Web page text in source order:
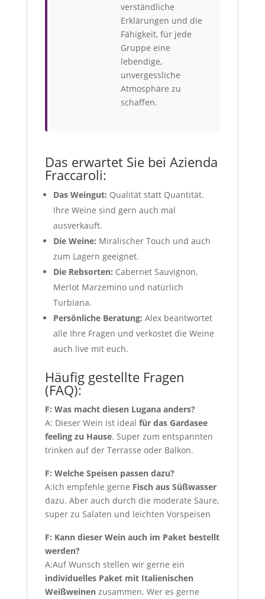
verständliche
Erklärungen und die
Fähigkeit, für jede
Gruppe eine
lebendige,
unvergessliche
Atmosphäre zu
schaffen.
Das erwartet Sie bei Azienda
Fraccaroli:
Das Weingut: Qualität statt Quantität.
Ihre Weine sind gern auch mal
ausverkauft.
Die Weine: Miralischer Touch und auch
zum Lagern geeignet.
Die Rebsorten: Cabernet Sauvignon,
Merlot Marzemino und natürlich
Turbiana.
Persönliche Beratung: Alex beantwortet
alle Ihre Fragen und verkostet die Weine
auch live mit euch.
Häufig gestellte Fragen
(FAQ):
F: Was macht diesen Lugana anders?
A: Dieser Wein ist ideal für das Gardasee
feeling zu Hause. Super zum entspannten
trinken auf der Terrasse oder Balkon.
F: Welche Speisen passen dazu?
A:Ich empfehle gerne Fisch aus Süßwasser
dazu. Aber auch durch die moderate Säure,
super zu Salaten und leichten Vorspeisen
F: Kann dieser Wein auch im Paket bestellt
werden?
A:Auf Wunsch stellen wir gerne ein
individuelles Paket mit Italienischen
Weißweinenzusammen. Wer es gerne